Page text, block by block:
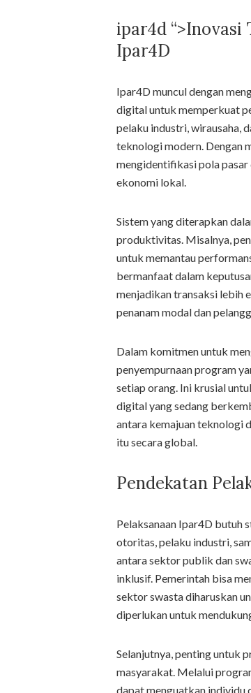
ipar4d
Ipar4D
Ipar4D muncul dengan
digital untuk memperkuat
pelaku industri, wirausaha,
teknologi modern. Dengan
mengidentifikasi pola pasar
ekonomi lokal.
Sistem yang diterapkan
produktivitas. Misalnya,
untuk memantau
bermanfaat dalam
menjadikan transaksi lebih
penanam modal dan
Dalam komitmen untuk
penyempurnaan program
setiap orang. Ini krusial
digital yang sedang
antara kemajuan teknologi
itu secara global.
Pendekatan
Pelaksanaan Ipar4D butuh
otoritas, pelaku industri,
antara sektor publik dan
inklusif. Pemerintah bisa
sektor swasta diharuskan
diperlukan untuk
Selanjutnya, penting untuk
masyarakat. Melalui
dapat menguatkan individu